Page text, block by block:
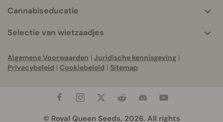
Cannabiseducatie
Selectie van wietzaadjes
Algemene Voorwaarden | Juridische kennisgeving |
Privacybeleid | Cookiebeleid | Sitemap
© Royal Queen Seeds, 2026. All rights